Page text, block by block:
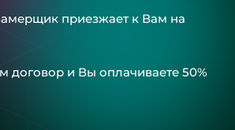
приезжает к Вам на
договор и Вы оплачиваете 50%